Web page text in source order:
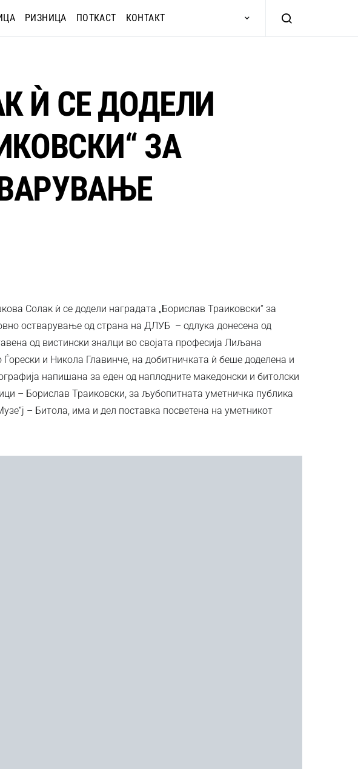
РИЗНИЦА ПОТКАСТ КОНТАКТ
Ѝ СЕ ДОДЕЛИ
ЗА
Солак ѝ се додели наградата „Борислав Траиковски“ за
остварување од страна на ДЛУБ – одлука донесена од
од вистински зналци во својата професија Лиљана
и Никола Главинче, на добитничката ѝ беше доделена и
напишана за еден од наплодните македонски и битолски
– Борислав Траиковски, за љубопитната уметничка публика
– Битола, има и дел поставка посветена на уметникот